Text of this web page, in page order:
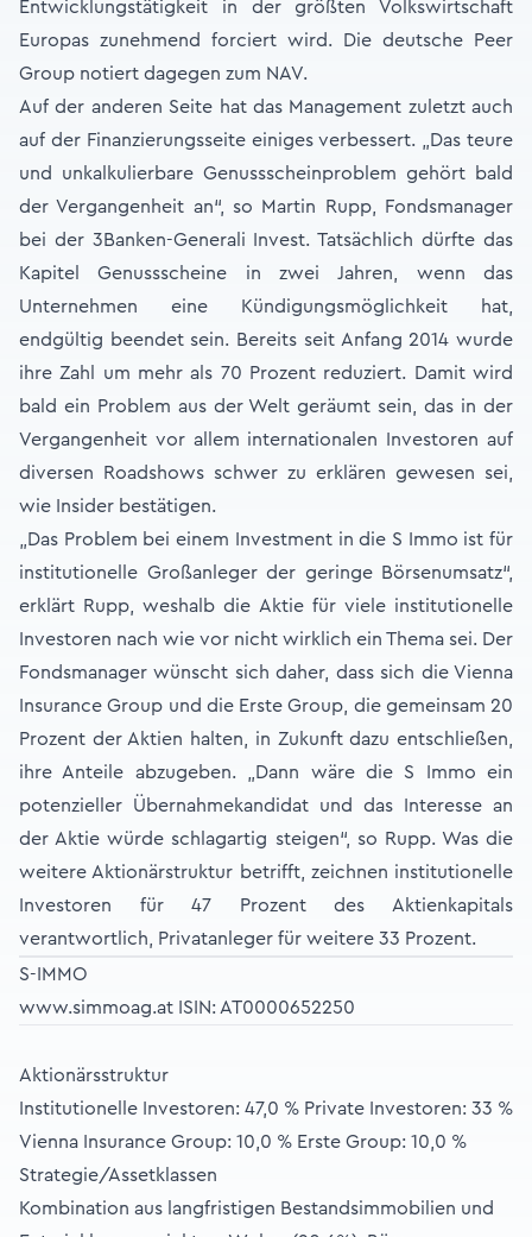
Entwicklungstätigkeit in der größten Volkswirtschaft
Europas zunehmend forciert wird. Die deutsche Peer
Group notiert dagegen zum NAV.
Auf der anderen Seite hat das Management zuletzt auch
auf der Finanzierungsseite einiges verbessert. „Das teure
und unkalkulierbare Genussscheinproblem gehört bald
der Vergangenheit an“, so Martin Rupp, Fondsmanager
bei der 3Banken-Generali Invest. Tatsächlich dürfte das
Kapitel Genussscheine in zwei Jahren, wenn das
Unternehmen eine Kündigungsmöglichkeit hat,
endgültig beendet sein. Bereits seit Anfang 2014 wurde
ihre Zahl um mehr als 70 Prozent reduziert. Damit wird
bald ein Problem aus der Welt geräumt sein, das in der
Vergangenheit vor allem internationalen Investoren auf
diversen Roadshows schwer zu erklären gewesen sei,
wie Insider bestätigen.
„Das Problem bei einem Investment in die S Immo ist für
institutionelle Großanleger der geringe Börsenumsatz“,
erklärt Rupp, weshalb die Aktie für viele institutionelle
Investoren nach wie vor nicht wirklich ein Thema sei. Der
Fondsmanager wünscht sich daher, dass sich die Vienna
Insurance Group und die Erste Group, die gemeinsam 20
Prozent der Aktien halten, in Zukunft dazu entschließen,
ihre Anteile abzugeben. „Dann wäre die S Immo ein
potenzieller Übernahmekandidat und das Interesse an
der Aktie würde schlagartig steigen“, so Rupp. Was die
weitere Aktionärstruktur betrifft, zeichnen institutionelle
Investoren für 47 Prozent des Aktienkapitals
verantwortlich, Privatanleger für weitere 33 Prozent.
S-IMMO
www.simmoag.at ISIN: AT0000652250
Aktionärsstruktur
Institutionelle Investoren: 47,0 % Private Investoren: 33 %
Vienna Insurance Group: 10,0 % Erste Group: 10,0 %
Strategie/Assetklassen
Kombination aus langfristigen Bestandsimmobilien und